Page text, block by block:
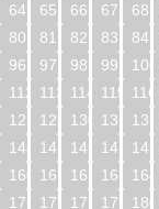
64
65 66 67 68
80
81 82 83 84
96
97 98 99 100
112
113 114 115 116
128
129 130 131 132
144
145 146 147 148
160
161 162 163 164
176
177 178 179 180